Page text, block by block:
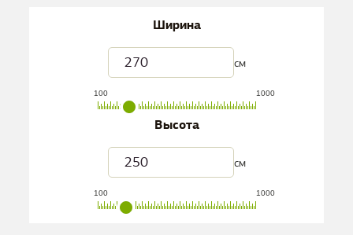
Ширина
см
100 1000
Высота
см
100 1000